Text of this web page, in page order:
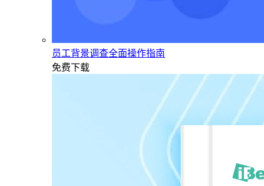
员工背景调查全面操作指南
免费下载